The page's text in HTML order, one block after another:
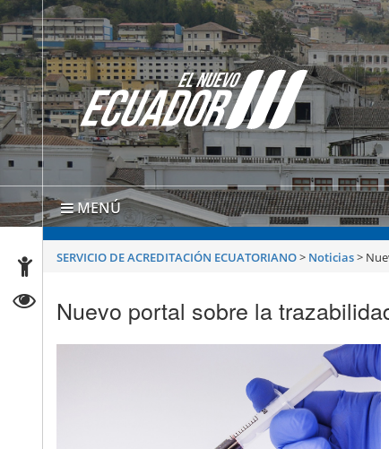
MENÚ
SERVICIO DE ACREDITACIÓN ECUATORIANO> Noticias>
Nuevo portal sobre la